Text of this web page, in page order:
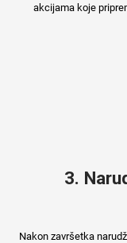
akcijama koje
3.
Nakon završetka